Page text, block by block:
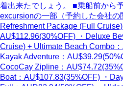
着出来たでしょう。 ■乗船前から
excursionの一部（予約した会社の
Refreshment Package (Full
AU$112.96(30%OFF) ・Deluxe
Cruise) + Ultimate Beach Combo
Kayak Adventure：
CocoCay Zipline：
Boat：AU$107.83(35%OFF) ・